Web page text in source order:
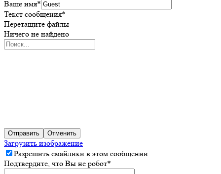
Ваше имя*
Текст сообщения*
Перетащите файлы
Ничего не найдено
Отправить Отменить
Загрузить изображение
Разрешить смайлики в этом сообщении
Подтвердите, что Вы не робот*